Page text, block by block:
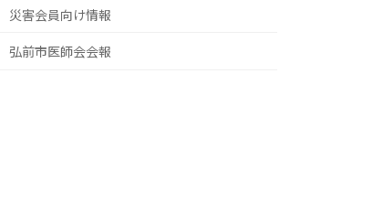
災害会員向け情報
弘前市医師会会報